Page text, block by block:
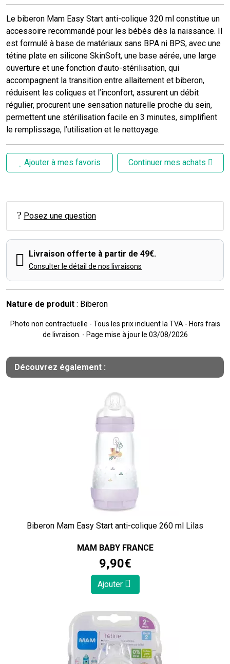
Le biberon Mam Easy Start anti-colique 320 ml constitue un
accessoire recommandé pour les bébés dès la naissance. Il
est formulé à base de matériaux sans BPA ni BPS, avec une
tétine plate en silicone SkinSoft, une base aérée, une large
ouverture et une fonction d’auto-stérilisation, qui
accompagnent la transition entre allaitement et biberon,
réduisent les coliques et l’inconfort, assurent un débit
régulier, procurent une sensation naturelle proche du sein,
permettent une stérilisation facile en 3 minutes, simplifient
le remplissage, l’utilisation et le nettoyage.
Ajouter à mes favoris Continuer mes achats
Posez une question
Livraison offerte à partir de 49€.
Consulter le détail de nos livraisons
Nature de produit : Biberon
Photo non contractuelle - Tous les prix incluent la TVA - Hors frais
de livraison. - Page mise à jour le 03/08/2026
Découvrez également :
Biberon Mam Easy Start anti-colique 260 ml Lilas
MAM BABY FRANCE
9,90€
Ajouter